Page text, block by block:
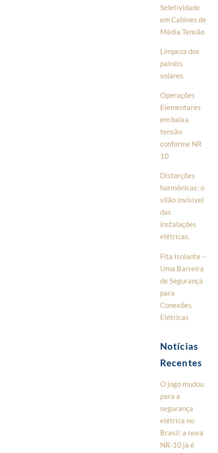
Seletividade
em Cabines de
Média Tensão
Limpeza dos
painéis
solares
Operações
Elementares
em baixa
tensão
conforme NR
10
Distorções
harmônicas: o
vilão invisível
das
instalações
elétricas.
Fita Isolante –
Uma Barreira
de Segurança
para
Conexões
Elétricas
Notícias
Recentes
O jogo mudou
para a
segurança
elétrica no
Brasil: a nova
NR-10 já é